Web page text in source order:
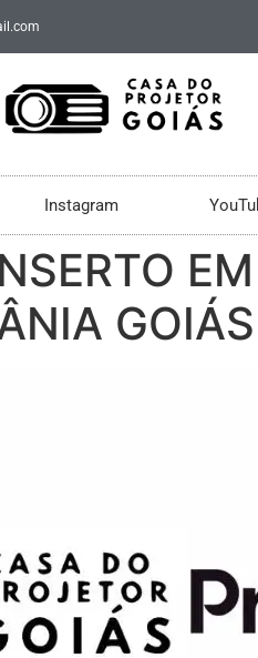
Instagram
GOIÁS